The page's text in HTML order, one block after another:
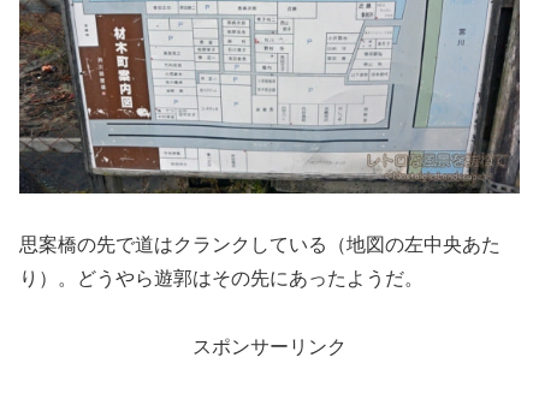
思案橋の先で道はクランクしている（地図の左中央あた
り）。どうやら遊郭はその先にあったようだ。
スポンサーリンク